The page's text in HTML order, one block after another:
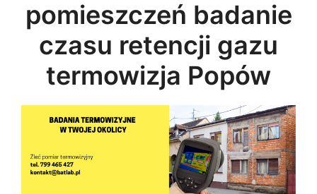
pomieszczeń badanie
czasu retencji gazu
termowizja Popów